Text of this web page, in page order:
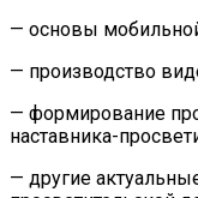
— основы
— производство
— формирование
наставника-
— другие